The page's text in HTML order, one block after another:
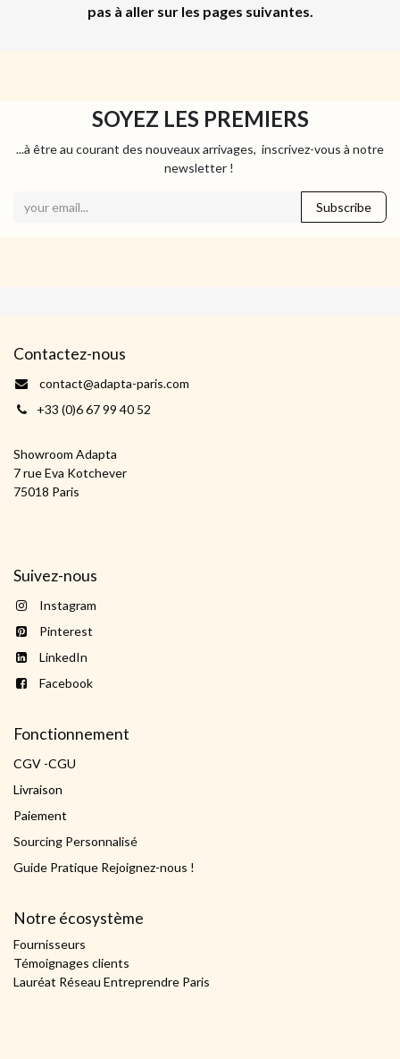
pas à aller sur les pages suivantes.
SOYEZ LES PREMIERS
...à être au courant des nouveaux arrivages, inscrivez-vous à notre
newsletter !
Subscribe
Contactez-nous
contact@adapta-paris.com
+33 (0)6 67 99 40 52
Showroom Adapta
7 rue Eva Kotchever
75018 Paris
Suivez-nous
Instagram
Pinterest
LinkedIn
Facebook
Fonctionnement
CGV -CGU
Livraison
Paiement
Sourcing Personnalisé
Guide Pratique Rejoignez-nous !
Notre écosystème
Fournisseurs
Témoignages clients
Lauréat Réseau Entreprendre Paris